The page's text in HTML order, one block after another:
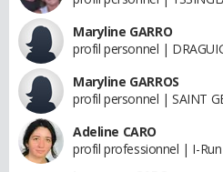
Maryline GARRO
profil personnel |
Maryline GARROS
profil personnel | SAINT
Adeline CARO
profil professionnel | I-